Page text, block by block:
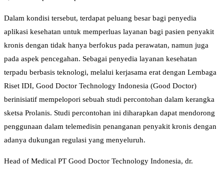
Dalam kondisi tersebut, terdapat peluang besar bagi penyedia
aplikasi kesehatan untuk memperluas layanan bagi pasien penyakit
kronis dengan tidak hanya berfokus pada perawatan, namun juga
pada aspek pencegahan. Sebagai penyedia layanan kesehatan
terpadu berbasis teknologi, melalui kerjasama erat dengan Lembaga
Riset IDI, Good Doctor Technology Indonesia (Good Doctor)
berinisiatif mempelopori sebuah studi percontohan dalam kerangka
sketsa Prolanis. Studi percontohan ini diharapkan dapat mendorong
penggunaan dalam telemedisin penanganan penyakit kronis dengan
adanya dukungan regulasi yang menyeluruh.
Head of Medical PT Good Doctor Technology Indonesia, dr.